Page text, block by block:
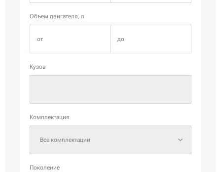
Объем двигателя, л
Кузов
Комплектация
Все комплектации
Поколение